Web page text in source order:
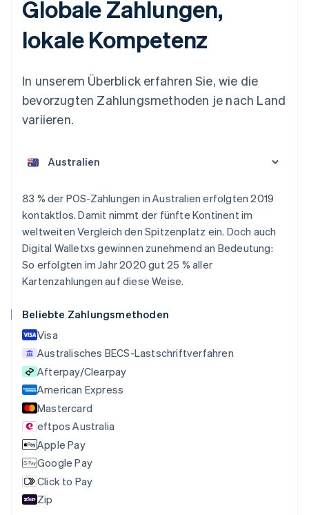
Globale Zahlungen,
lokale Kompetenz
In unserem Überblick erfahren Sie, wie die
bevorzugten Zahlungsmethoden je nach Land
variieren.
83 % der POS-Zahlungen in Australien erfolgten 2019
kontaktlos. Damit nimmt der fünfte Kontinent im
weltweiten Vergleich den Spitzenplatz ein. Doch auch
Digital Walletxs gewinnen zunehmend an Bedeutung:
So erfolgten im Jahr 2020 gut 25 % aller
Kartenzahlungen auf diese Weise.
Beliebte Zahlungsmethoden
Visa
Australisches BECS-Lastschriftverfahren
Afterpay/Clearpay
American Express
Mastercard
eftpos Australia
Apple Pay
Google Pay
Click to Pay
Zip
Australien
English
Belgien
NederlandsFrançaisDeutschEnglish
Brasilien
Português English
Bulgarien
English
English
Deutschland
Estland
English
Festlandchina
English
Finnland
English Svenska
Frankreich
Français English
Gibraltar
English
Griechenland
English